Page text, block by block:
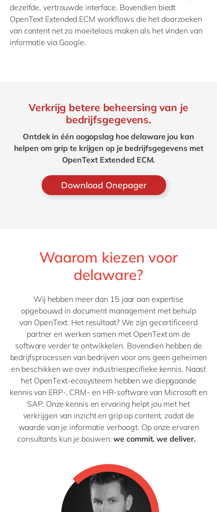
dezelfde, vertrouwde interface. Bovendien biedt
OpenText Extended ECM workflows die het doorzoeken
van content net zo moeiteloos maken als het vinden van
informatie via Google.
Verkrijg betere beheersing van je
bedrijfsgegevens.
Ontdek in één oogopslag hoe delaware jou kan
helpen om grip te krijgen op je bedrijfsgegevens met
OpenText Extended ECM.
Download Onepager
Waarom kiezen voor
delaware?
Wij hebben meer dan 15 jaaraan expertise
opgebouwd in document managementmet behulp
van OpenText. Het resultaat? We zijn gecertificeerd
partner en werken samen met OpenTextomde
software verder te ontwikkelen. Bovendien hebben de
bedrijfsprocessen van bedrijven voor ons geen geheimen
en beschikken we over industriespecifieke kennis. Naast
het OpenText-ecosysteem hebben we diepgaande
kennis van ERP-, CRM- en HR-software van Microsoft en
SAP. Onze kennis en ervaring helpt jou met het
verkrijgen van inzicht en grip op content, zodat de
waarde van je informatie verhoogt. Op onze ervaren
consultants kun je bouwen:wecommit. we deliver.